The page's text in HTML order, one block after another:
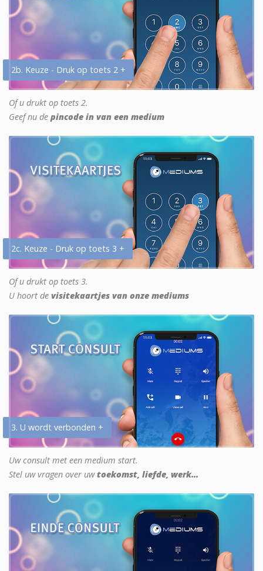
2b. Keuze - Druk op toets 2 +
Of u drukt op toets 2.
Geef nu de pincode in van een medium
2c. Keuze - Druk op toets 3 +
Of u drukt op toets 3.
U hoort de visitekaartjes van onze mediums
3. U wordt verbonden +
Uw consult met een medium start.
Stel uw vragen over uwtoekomst, liefde, werk...